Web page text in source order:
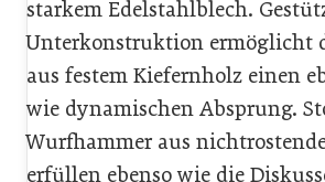
starkem Edelstahlblech.
Unterkonstruktion ermöglicht
aus festem Kiefernholz einen
wie dynamischen Absprung.
Wurfhammer aus
erfüllen ebenso wie die